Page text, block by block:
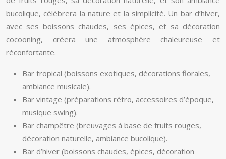
bucolique, célébrera la nature et la simplicité. Un bar d’hiver,
avec ses boissons chaudes, ses épices, et sa décoration
cocooning, créera une atmosphère chaleureuse et
réconfortante.
Bar tropical (boissons exotiques, décorations florales,
ambiance musicale).
Bar vintage (préparations rétro, accessoires d’époque,
musique swing).
Bar champêtre (breuvages à base de fruits rouges,
décoration naturelle, ambiance bucolique).
Bar d’hiver (boissons chaudes, épices, décoration